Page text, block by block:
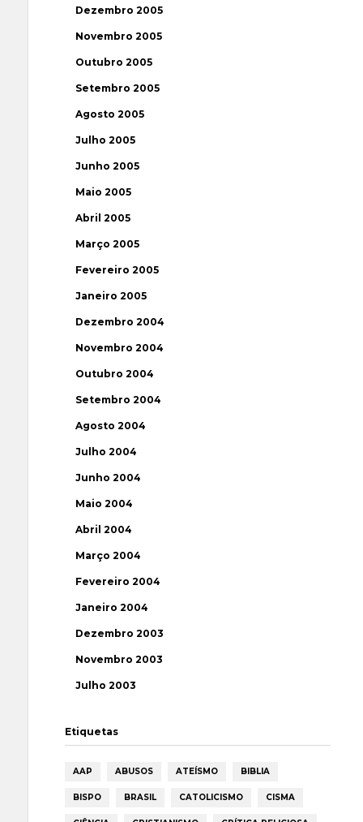
Dezembro 2005
Novembro 2005
Outubro 2005
Setembro 2005
Agosto 2005
Julho 2005
Junho 2005
Maio 2005
Abril 2005
Março 2005
Fevereiro 2005
Janeiro 2005
Dezembro 2004
Novembro 2004
Outubro 2004
Setembro 2004
Agosto 2004
Julho 2004
Junho 2004
Maio 2004
Abril 2004
Março 2004
Fevereiro 2004
Janeiro 2004
Dezembro 2003
Novembro 2003
Julho 2003
Etiquetas
AAP ABUSOS ATEÍSMO BIBLIA
BISPO BRASIL CATOLICISMO CISMA